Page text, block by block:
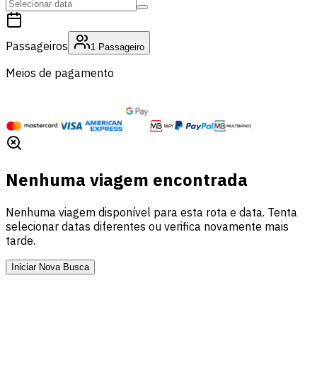
Passageiros 1 Passageiro
Meios de pagamento
Nenhuma viagem encontrada
Nenhuma viagem disponível para esta rota e data. Tenta
selecionar datas diferentes ou verifica novamente mais
tarde.
Iniciar Nova Busca